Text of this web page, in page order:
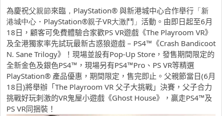
為慶祝父親節來臨 ， PlayStation® 與新港城中心合作舉行 「新
港城中心・ PlayStation®親子VR大激鬥」 活動。由即日起至6月
18日， 顧客可免費體驗合家歡PS VR遊戲《The Playroom VR》
及全港獨家率先試玩最新古惑狼遊戲 – PS4™ 《Crash Bandicoot
N. Sane Trilogy》！現場並設有Pop-Up Store ，發售期間限定的
全新金色及銀色PS4™ ，現場另有PS4™Pro 、 PS VR等精選
PlayStation® 產品優惠，期間限定，售完即止。父親節當日(6月
18日)將舉辦 「The Playroom VR 父子大挑戰」決賽，父子合力
挑戰好玩刺激的VR鬼屋小遊戲《Ghost House》，贏走PS4™及
PS VR同捆裝！